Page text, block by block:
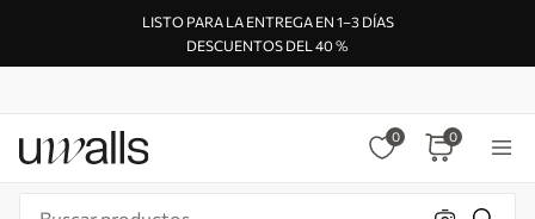
LISTO PARA LA ENTREGA EN 1–3 DÍAS
DESCUENTOS DEL 40 %
0 0